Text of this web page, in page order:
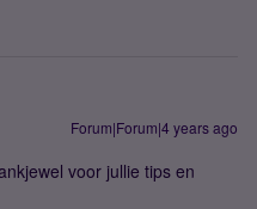
Forum|Forum|4 years ago
voor jullie tips en